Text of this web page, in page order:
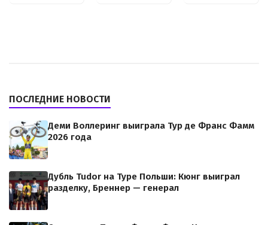
ПОСЛЕДНИЕ НОВОСТИ
Деми Воллеринг выиграла Тур де Франс Фамм
2026 года
Дубль Tudor на Туре Польши: Кюнг выиграл
разделку, Бреннер — генерал